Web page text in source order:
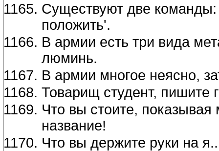
Существуют две
положить'.
В армии есть три вида
люминь.
В армии многое неясно,
Товарищ студент, пишите
Что вы стоите, показывая
название!
Что вы держите руки на